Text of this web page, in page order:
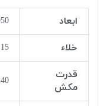
ابعاد 950*130*240
خلاء 15 کیلو پاسکال
قدرت
مکش
140